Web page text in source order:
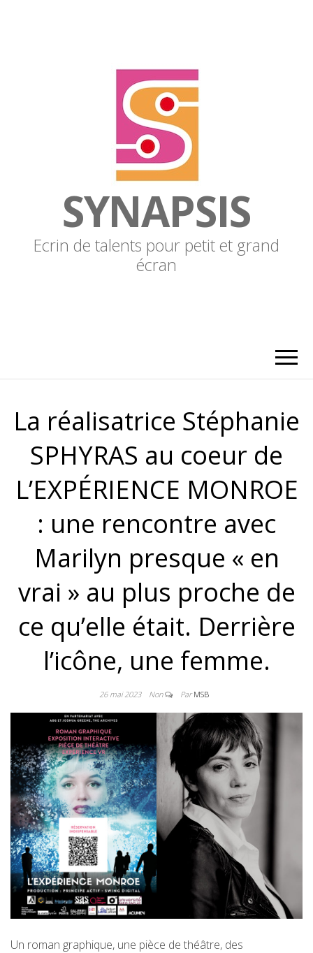
SYNAPSIS
Ecrin de talents pour petit et grand
écran
La réalisatrice Stéphanie
SPHYRAS au coeur de
L’EXPÉRIENCE MONROE
: une rencontre avec
Marilyn presque « en
vrai » au plus proche de
ce qu’elle était. Derrière
l’icône, une femme.
26 mai 2023 Non ParMSB
Un roman graphique, une pièce de théâtre, des